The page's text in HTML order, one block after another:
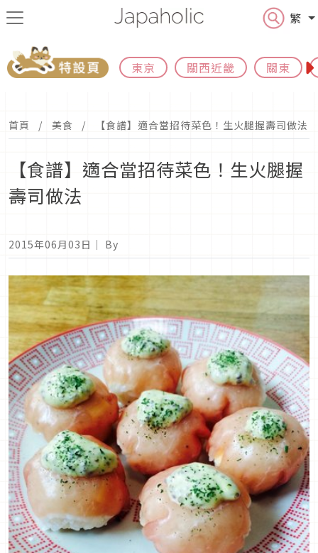
繁
東京 關西近畿 關東
首頁 美食 【食譜】適合當招待菜色！生火腿握壽司做法
【食譜】適合當招待菜色！生火腿握
壽司做法
2015年06月03日 ｜ By